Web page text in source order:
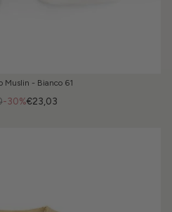
Muslin - Bianco 61
-30%€23,03